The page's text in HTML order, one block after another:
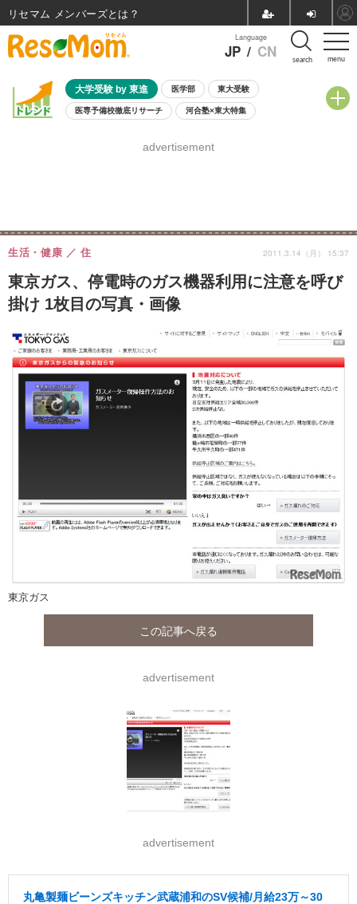
menu
Language
JP / CN search
大学受験 by 東進 医学部 東大受験
医専予備校徹底リサーチ 河合塾×東大特集
8月開催学校説明会・相談会
advertisement
東京ガス、停電時のガス機器利用に注意を呼び
掛け 1枚目の写真・画像
生活・健康 住 2011.3.14（月） 15:37
東京ガス
この記事へ戻る
advertisement
advertisement
丸亀製麺ビーンズキッチン武蔵浦和のSV候補/月給23万～30
リセマム メンバーズ